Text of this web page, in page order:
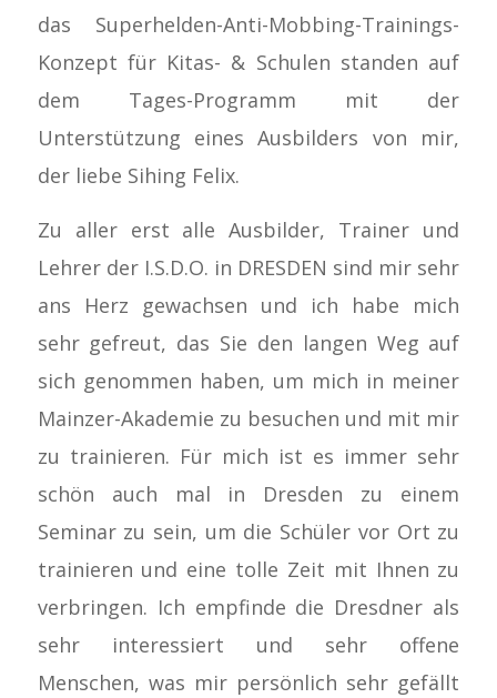
das Superhelden-Anti-Mobbing-Trainings-
Konzept für Kitas- & Schulen standen auf
dem Tages-Programm mit der
Unterstützung eines Ausbilders von mir,
der liebe Sihing Felix.
Zu aller erst alle Ausbilder, Trainer und
Lehrer der I.S.D.O. in DRESDEN sind mir sehr
ans Herz gewachsen und ich habe mich
sehr gefreut, das Sie den langen Weg auf
sich genommen haben, um mich in meiner
Mainzer-Akademie zu besuchen und mit mir
zu trainieren. Für mich ist es immer sehr
schön auch mal in Dresden zu einem
Seminar zu sein, um die Schüler vor Ort zu
trainieren und eine tolle Zeit mit Ihnen zu
verbringen. Ich empfinde die Dresdner als
sehr interessiert und sehr offene
Menschen, was mir persönlich sehr gefällt